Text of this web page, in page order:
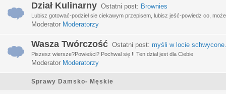
Dział Kulinarny Ostatni post: Brownies
Lubisz gotować-podziel sie ciekawym przepisem, lubisz jeść-powiedz co,
Moderator Moderatorzy
Wasza Twórczość Ostatni post: myśli w locie
Piszesz wiersze?Powieści? Pochwal się !! Ten dział jest dla Ciebie
Moderator Moderatorzy
Sprawy Damsko- Męskie